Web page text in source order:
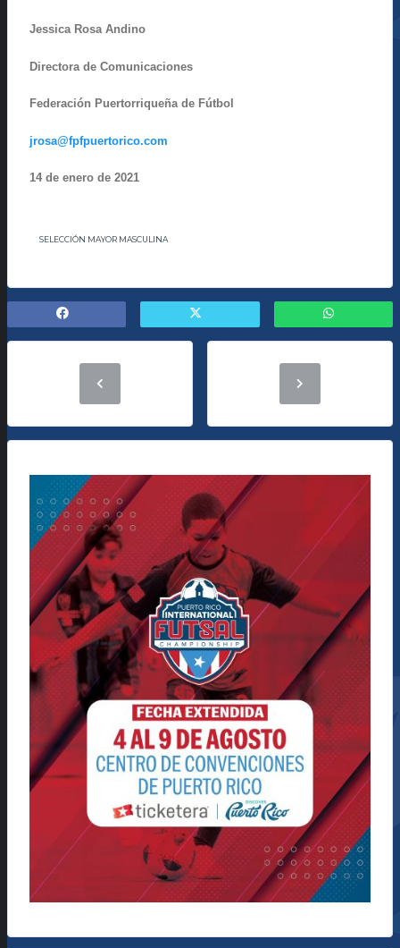
Jessica Rosa Andino
Directora de Comunicaciones
Federación Puertorriqueña de Fútbol
jrosa@fpfpuertorico.com
14 de enero de 2021
SELECCIÓN MAYOR MASCULINA